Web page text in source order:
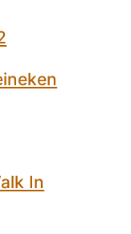
In